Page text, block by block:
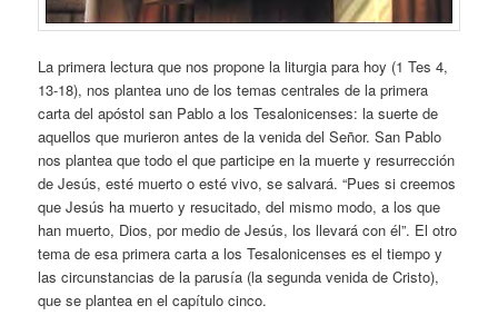
La primera lectura que nos propone la liturgia para hoy (1 Tes 4,
13-18), nos plantea uno de los temas centrales de la primera
carta del apóstol san Pablo a los Tesalonicenses: la suerte de
aquellos que murieron antes de la venida del Señor. San Pablo
nos plantea que todo el que participe en la muerte y resurrección
de Jesús, esté muerto o esté vivo, se salvará. “Pues si creemos
que Jesús ha muerto y resucitado, del mismo modo, a los que
han muerto, Dios, por medio de Jesús, los llevará con él”. El otro
tema de esa primera carta a los Tesalonicenses es el tiempo y
las circunstancias de la parusía (la segunda venida de Cristo),
que se plantea en el capítulo cinco.